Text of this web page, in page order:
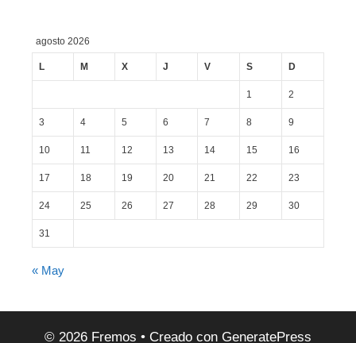
agosto 2026
L M X J V S D
1 2
3 4 5 6 7 8 9
10 11 12 13 14 15 16
17 18 19 20 21 22 23
24 25 26 27 28 29 30
31
« May
© 2026 Fremos • Creado con GeneratePress